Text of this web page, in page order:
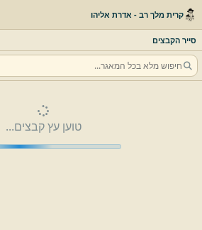
קרית מלך רב - אדרת אליהו
סייר הקבצים
טוען עץ קבצים...